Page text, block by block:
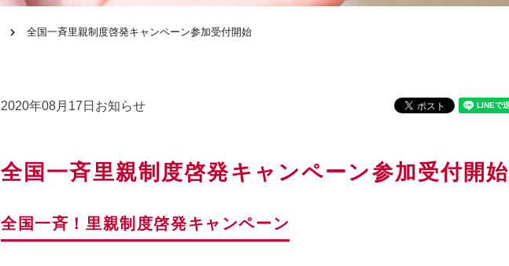
全国一斉里親制度啓発キャンペーン参加受付開始
2020年08月17日 お知らせ
全国一斉里親制度啓発キャンペーン参加受付開始
全国一斉！里親制度啓発キャンペーン